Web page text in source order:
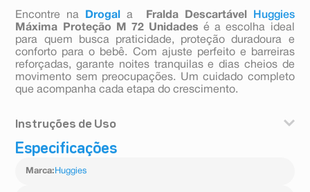
Encontre na Drogal a Fralda Descartável
Huggies
Máxima Proteção M
72 Unidades é a escolha ideal
para quem busca praticidade, proteção duradoura e
conforto para o bebê. Com ajuste perfeito e barreiras
reforçadas, garante noites tranquilas e dias cheios de
movimento sem preocupações. Um cuidado completo
que acompanha cada etapa do crescimento.
Instruções de Uso
MODO DE USO
barreiras. Coloque o bebê e verifique se a fralda está
Especificações
Marca: Huggies